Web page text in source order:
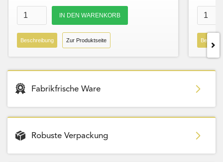
Beschreibung Zur Produktseite
Fabrikfrische Ware
Robuste Verpackung